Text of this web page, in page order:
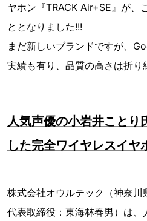
ヤホン『TRACK Air+SE』が、
ととなりました!!!
まだ新しいブランドですが、
実績も有り、品質の高さは折り
人気声優の小岩井ことり
した完全ワイヤレスイヤ
株式会社オウルテック（神奈川
代表取締役：東海林春男）は